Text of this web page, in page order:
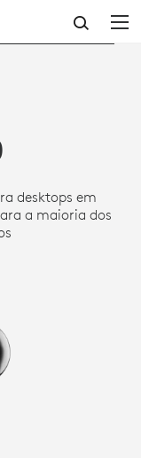
desktops em
a maioria dos